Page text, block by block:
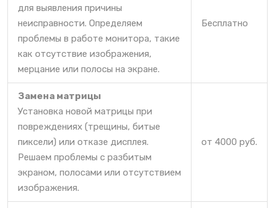
для выявления причины
неисправности. Определяем
проблемы в работе монитора, такие
как отсутствие изображения,
мерцание или полосы на экране.
Бесплатно
Замена матрицы
Установка новой матрицы при
повреждениях (трещины, битые
пиксели) или отказе дисплея.
Решаем проблемы с разбитым
экраном, полосами или отсутствием
изображения.
от 4000 руб.